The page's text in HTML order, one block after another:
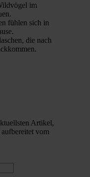
im
fühlen sich in
die nach
Artikel,
vom